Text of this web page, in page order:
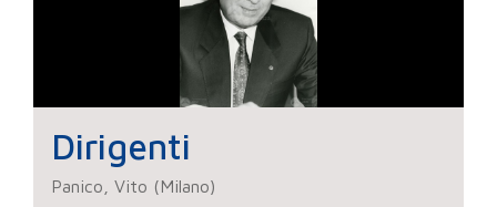
Dirigenti
Panico, Vito (Milano)